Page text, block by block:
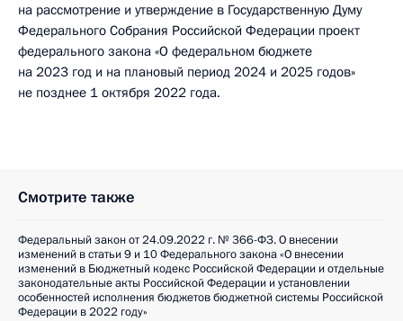
на рассмотрение и утверждение в Государственную Думу
Федерального Собрания Российской Федерации проект
федерального закона «О федеральном бюджете
на 2023 год и на плановый период 2024 и 2025 годов»
не позднее 1 октября 2022 года.
Смотрите также
Федеральный закон от 24.09.2022 г. № 366-ФЗ. О внесении
изменений в статьи 9 и 10 Федерального закона «О внесении
изменений в Бюджетный кодекс Российской Федерации и отдельные
законодательные акты Российской Федерации и установлении
особенностей исполнения бюджетов бюджетной системы Российской
Федерации в 2022 году»